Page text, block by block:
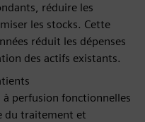
réduire les
les stocks. Cette
réduit les dépenses
des actifs existants.
à perfusion fonctionnelles
du traitement et